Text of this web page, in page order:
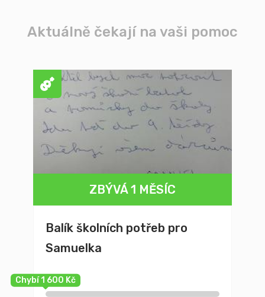
Aktuálně čekají na vaši pomoc
ZBÝVÁ 1 MĚSÍC
Balík školních potřeb pro
Samuelka
Chybí 1 600 Kč